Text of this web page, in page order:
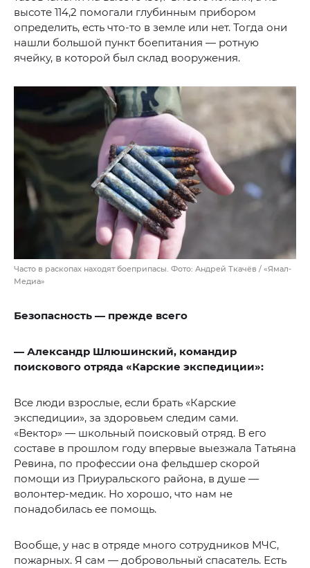
высоте 114,2 помогали глубинным прибором
определить, есть что-то в земле или нет. Тогда они
нашли большой пункт боепитания — ротную
ячейку, в которой был склад вооружения.
Часто в раскопах находят боеприпасы. Фото: Андрей Ткачёв / «Ямал-
Медиа»
Безопасность — прежде всего
— Александр Шлюшинский, командир
поискового отряда «Карские экспедиции»:
Все люди взрослые, если брать «Карские
экспедиции», за здоровьем следим сами.
«Вектор» — школьный поисковый отряд. В его
составе в прошлом году впервые выезжала Татьяна
Ревина, по профессии она фельдшер скорой
помощи из Приуральского района, в душе —
волонтер-медик. Но хорошо, что нам не
понадобилась ее помощь.
Вообще, у нас в отряде много сотрудников МЧС,
пожарных. Я сам — добровольный спасатель. Есть